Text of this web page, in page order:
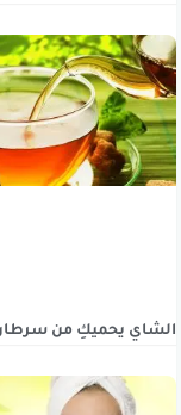
الشاي يحميكِ من